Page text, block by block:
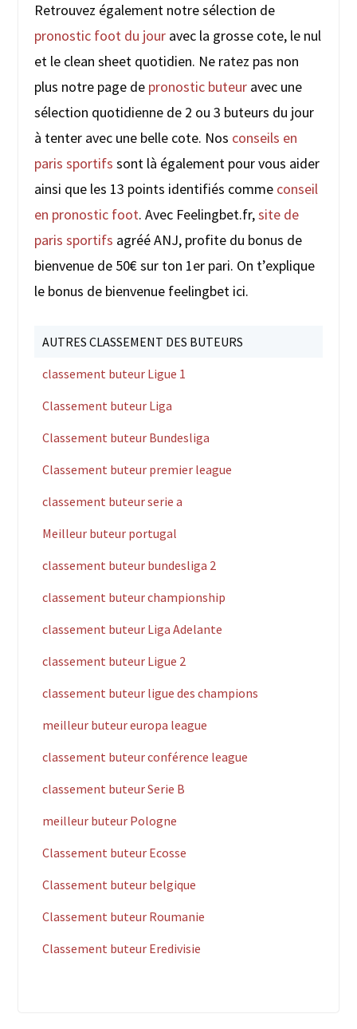
Retrouvez également notre sélection de
pronostic foot du jouravec la grosse cote, le nul
et le clean sheet quotidien. Ne ratez pas non
plus notre page de pronostic buteuravec une
sélection quotidienne de 2 ou 3 buteurs du jour
à tenter avec une belle cote. Nos conseils en
paris sportifs sont là également pour vous aider
ainsi que les 13 points identifiés comme conseil
en pronostic foot. Avec Feelingbet.fr,site de
paris sportifs agréé ANJ, profite du bonus de
bienvenue de 50€ sur ton 1er pari. On t’explique
le bonus de bienvenue feelingbet ici.
AUTRES CLASSEMENT DES BUTEURS
classement buteur Ligue 1
Classement buteur Liga
Classement buteur Bundesliga
Classement buteur premier league
classement buteur serie a
Meilleur buteur portugal
classement buteur bundesliga 2
classement buteur championship
classement buteur Liga Adelante
classement buteur Ligue 2
classement buteur ligue des champions
meilleur buteur europa league
classement buteur conférence league
classement buteur Serie B
meilleur buteur Pologne
Classement buteur Ecosse
Classement buteur belgique
Classement buteur Roumanie
Classement buteur Eredivisie